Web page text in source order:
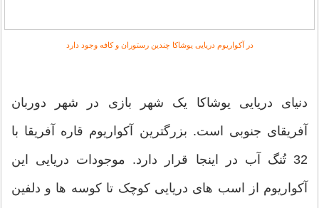
در آکواریوم دریایی یوشاکا چندین رستوران و کافه وجود دارد
دنیای دریایی یوشاکا یک شهر بازی در شهر دوربان
آفریقای جنوبی است. بزرگترین آکواریوم قاره آفریقا با
32 تُنگ آب در اینجا قرار دارد. موجودات دریایی این
آکواریوم از اسب های دریایی کوچک تا کوسه ها و دلفین